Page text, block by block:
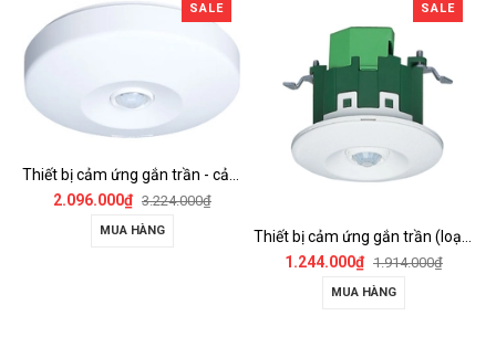
SALE
2.096.000₫ 3.224.000₫
MUA HÀNG
SALE
1.244.000₫ 1.914.000₫
MUA HÀNG